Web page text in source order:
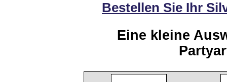
Bestellen Sie Ihr
Eine kleine